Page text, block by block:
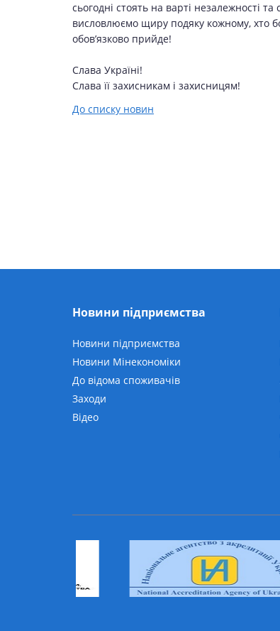
сьогодні стоять на варті незалежності
висловлюємо щиру подяку кожному, хто
обов’язково прийде!
Слава Україні!
Слава її захисникам і захисницям!
До списку новин
Новини підприємства
Новини підприємства
Новини Мінекономіки
До відома споживачів
Заходи
Відео